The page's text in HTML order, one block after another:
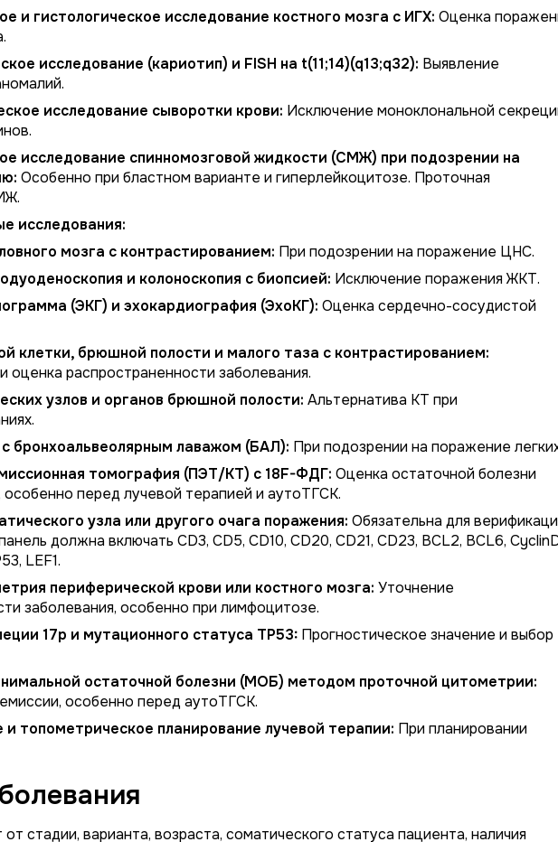
и гистологическое исследование костного мозга с ИГХ: Оценка
исследование (кариотип) и FISH на t(11;14)(q13;q32): Выявление
исследование сыворотки крови: Исключение моноклональной
исследование спинномозговой жидкости (СМЖ) при подозрении на
Особенно при бластном варианте и гиперлейкоцитозе. Проточная
исследования:
мозга с контрастированием: При подозрении на поражение ЦНС.
и колоноскопия с биопсией: Исключение поражения ЖКТ.
(ЭКГ) и эхокардиография (ЭхоКГ): Оценка сердечно-сосудистой
клетки, брюшной полости и малого таза с контрастированием:
оценка распространенности заболевания.
узлов и органов брюшной полости: Альтернатива КТ при
бронхоальвеолярным лаважом (БАЛ): При подозрении на поражение
томография (ПЭТ/КТ) с 18F-ФДГ: Оценка остаточной болезни
особенно перед лучевой терапией и аутоТГСК.
узла или другого очага поражения: Обязательна для
должна включать CD3, CD5, CD10, CD20, CD21, CD23, BCL2, BCL6,
LEF1.
периферической крови или костного мозга: Уточнение
заболевания, особенно при лимфоцитозе.
17p и мутационного статуса TP53: Прогностическое значение и выбор
остаточной болезни (МОБ) методом проточной цитометрии:
особенно перед аутоТГСК.
и топометрическое планирование лучевой терапии: При планировании
стадии, варианта, возраста, соматического статуса пациента, наличия